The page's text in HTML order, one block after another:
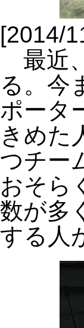
[2014/
最近
る。今
ポータ
きめた
つチー
おそら
数が多
する人